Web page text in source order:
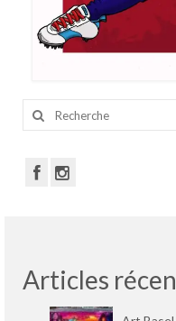
Rechercher
Articles